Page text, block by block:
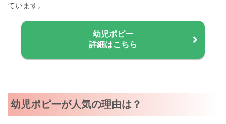
ています。
幼児ポピー
詳細はこちら
幼児ポピーが人気の理由は？